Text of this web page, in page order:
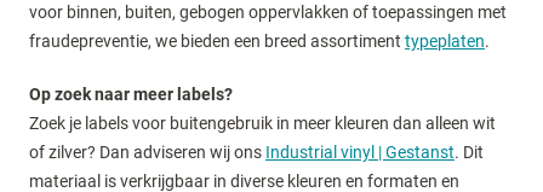
voor binnen, buiten, gebogen oppervlakken of toepassingen met
fraudepreventie, we bieden een breed assortiment typeplaten.
Op zoek naar meer labels?
Zoek je labels voor buitengebruik in meer kleuren dan alleen wit
of zilver? Dan adviseren wij ons Industrial vinyl | Gestanst. Dit
materiaal is verkrijgbaar in diverse kleuren en formaten en